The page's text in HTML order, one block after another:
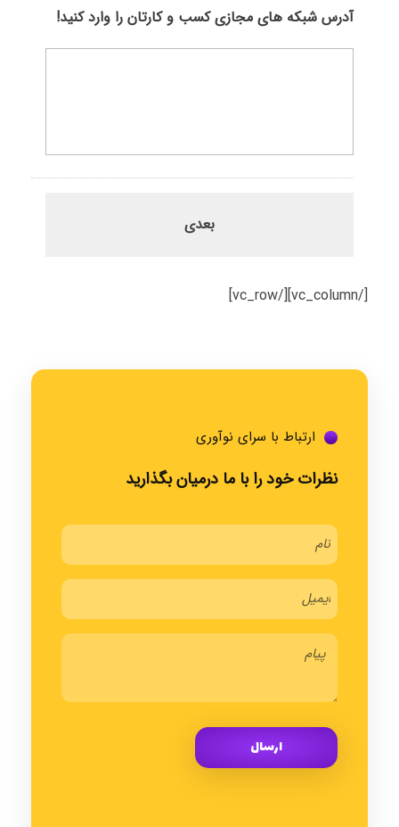
آدرس شبکه های مجازی کسب و کارتان را وارد کنید!
[/vc_column][/vc_row]
ارتباط با سرای نوآوری
نظرات خود را با ما درمیان بگذارید